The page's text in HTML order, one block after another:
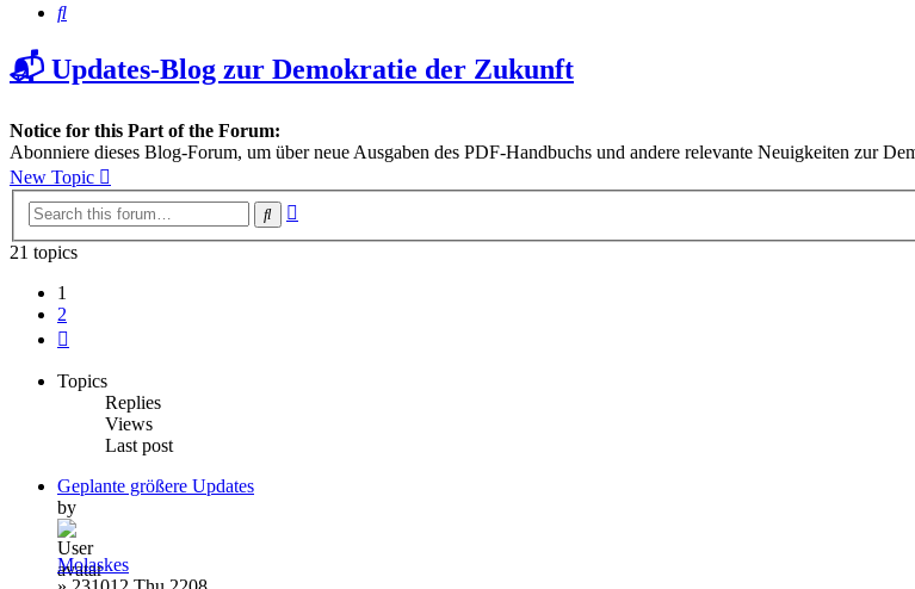
Search
📬 Updates-Blog zur Demokratie der Zukunft
Notice for this Part of the Forum:
Abonniere dieses Blog-Forum, um über neue Ausgaben des PDF-Handbuchs und andere relevante Neuigkeiten zur
New Topic
Search
21 topics
1
2
Topics
Replies
Views
Last post
Geplante größere Updates
by
Molaskes